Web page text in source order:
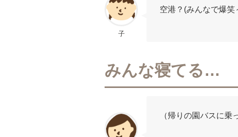
子
空港？(みんなで爆笑
みんな寝てる…
（帰りの園バスに乗